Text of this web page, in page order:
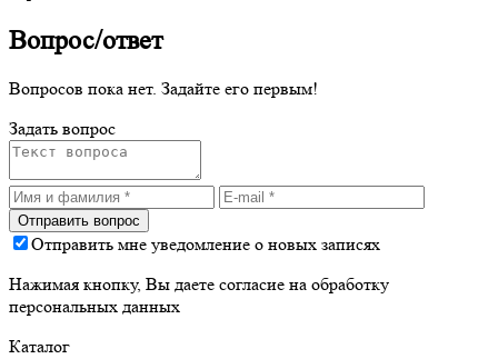
Вопрос/ответ
Вопросов пока нет. Задайте его первым!
Задать вопрос
Отправить мне уведомление о новых записях
Нажимая кнопку, Вы даете согласие на обработку
персональных данных
Каталог